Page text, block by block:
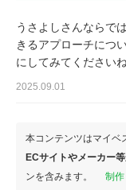
うさよしさんならで
きるアプローチにつ
にしてみてくださいね
2025.09.01
本コンテンツはマイベ
ECサイトやメーカー
ンを含みます。
制